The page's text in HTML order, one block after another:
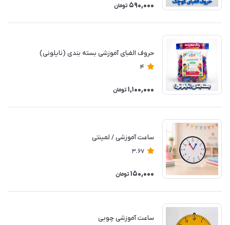
590,000 تومان
حروف الفبای آموزشی بسته بندی (نایلونی)
4
1,100,000 تومان
ساعت آموزشی / لمینتی
3.67
150,000 تومان
ساعت آموزشی چوبی